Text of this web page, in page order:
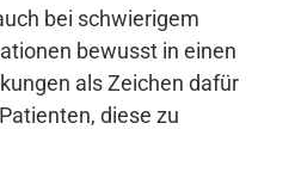
bei schwierigem
bewusst in einen
als Zeichen dafür
diese zu